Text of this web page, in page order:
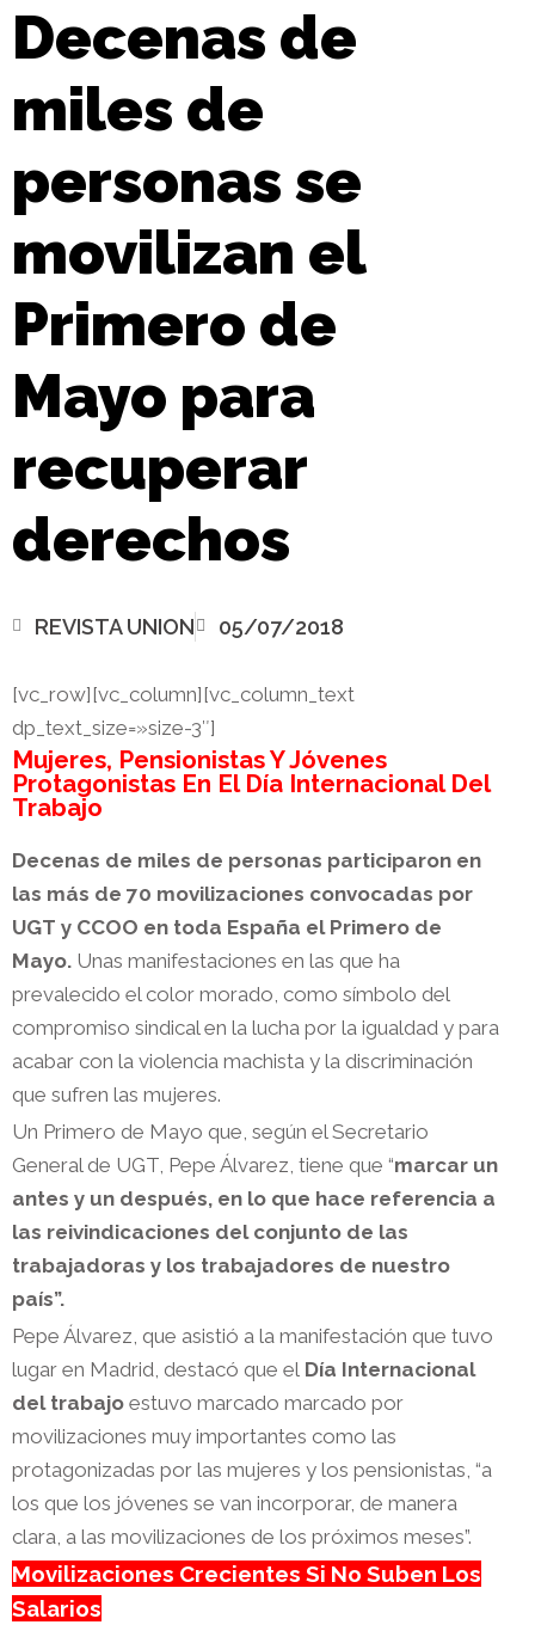
Decenas de
miles de
personas se
movilizan el
Primero de
Mayo para
recuperar
derechos
REVISTA UNION 05/07/2018
[vc_row][vc_column][vc_column_text
dp_text_size=»size-3″]
Mujeres, Pensionistas Y Jóvenes
Protagonistas En El Día Internacional Del
Trabajo
Decenas de miles de personas participaron en
las más de 70 movilizaciones convocadas por
UGT y CCOO en toda España el Primero de
Mayo. Unas manifestaciones en las que ha
prevalecido el color morado, como símbolo del
compromiso sindical en la lucha por la igualdad y para
acabar con la violencia machista y la discriminación
que sufren las mujeres.
Un Primero de Mayo que, según el Secretario
General de UGT, Pepe Álvarez, tiene que “marcar un
antes y un después, en lo que hace referencia a
las reivindicaciones del conjunto de las
trabajadoras y los trabajadores de nuestro
país”.
Pepe Álvarez, que asistió a la manifestación que tuvo
lugar en Madrid, destacó que el Día Internacional
del trabajo estuvo marcado marcado por
movilizaciones muy importantes como las
protagonizadas por las mujeres y los pensionistas, “a
los que los jóvenes se van incorporar, de manera
clara, a las movilizaciones de los próximos meses”.
Movilizaciones Crecientes Si No Suben Los
Salarios